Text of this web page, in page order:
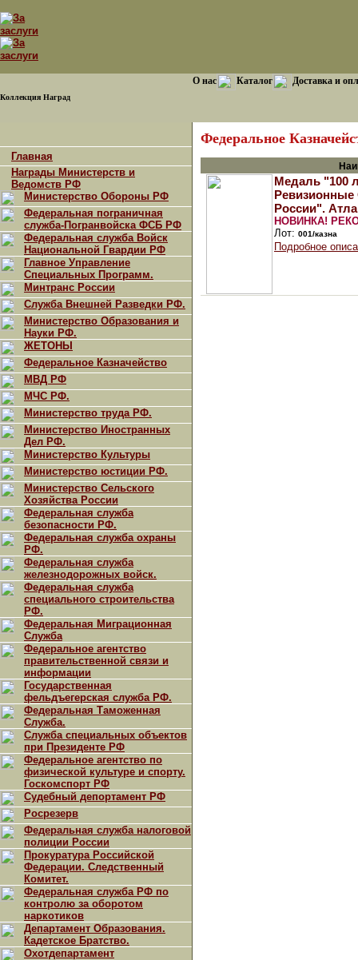
Коллекция Наград
О нас Каталог Доставка и
Главная
Награды Министерств и
Ведомств РФ
Министерство Обороны РФ
Федеральная пограничная
служба-Погранвойска ФСБ РФ
Федеральная служба Войск
Национальной Гвардии РФ
Главное Управление
Специальных Программ.
Минтранс России
Служба Внешней Разведки РФ.
Министерство Образования и
Науки РФ.
ЖЕТОНЫ
Федеральное Казначейство
МВД РФ
МЧС РФ.
Министерство труда РФ.
Министерство Иностранных
Дел РФ.
Министерство Культуры
Министерство юстиции РФ.
Министерство Сельского
Хозяйства России
Федеральная служба
безопасности РФ.
Федеральная служба охраны
РФ.
Федеральная служба
железнодорожных войск.
Федеральная служба
специального строительства
РФ.
Федеральная Миграционная
Служба
Федеральное агентство
правительственной связи и
информации
Государственная
фельдъегерская служба РФ.
Федеральная Таможенная
Служба.
Служба специальных объектов
при Президенте РФ
Федеральное агентство по
физической культуре и спорту.
Госкомспорт РФ
Судебный депортамент РФ
Росрезерв
Федеральная служба налоговой
полиции России
Прокуратура Российской
Федерации. Следственный
Комитет.
Федеральная служба РФ по
контролю за оборотом
наркотиков
Департамент Образования.
Кадетское Братство.
Охотдепартамент
Федеральное
Медаль "100
России".
НОВИНКА!
Лот: 001/казна
Подробное